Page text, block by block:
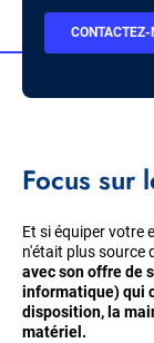
BOUTON
CONTACTEZ-
Focus sur
Et si équiper votre
n'était plus source
avec son offre de
informatique) qui
disposition, la
matériel.